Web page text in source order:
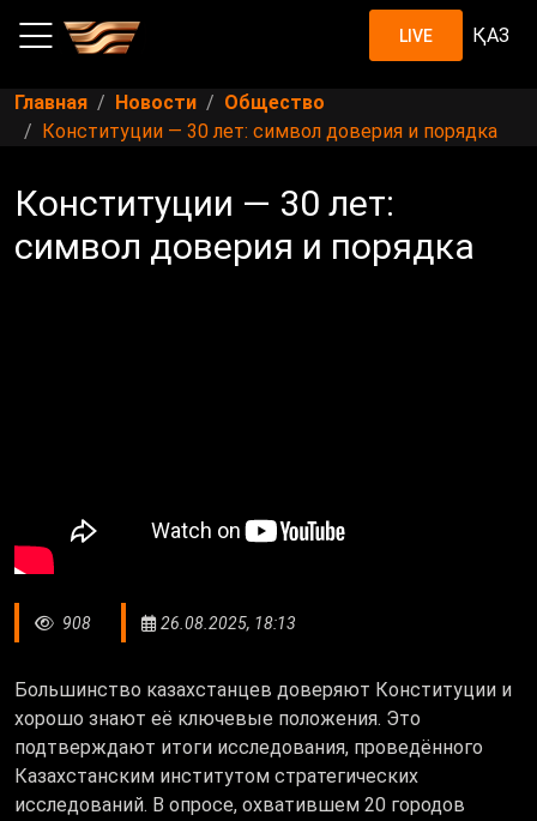
LIVE ҚАЗ
Главная Новости
Общество
Конституции — 30 лет: символ доверия и порядка
Конституции — 30 лет:
символ доверия и порядка
908 26.08.2025, 18:13
Большинство казахстанцев доверяют Конституции и
хорошо знают её ключевые положения. Это
подтверждают итоги исследования, проведённого
Казахстанским институтом стратегических
исследований. В опросе, охватившем 20 городов